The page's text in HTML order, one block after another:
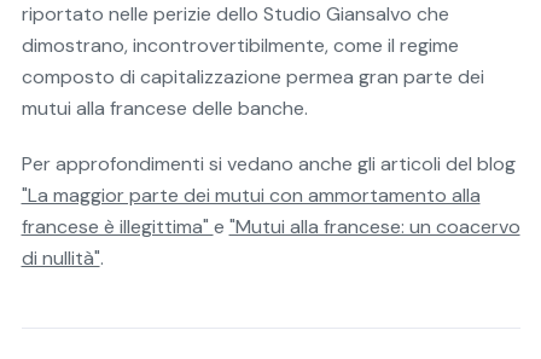
riportato nelle perizie dello Studio Giansalvo che
dimostrano, incontrovertibilmente, come il regime
composto di capitalizzazione permea gran parte dei
mutui alla francese delle banche.
Per approfondimenti si vedano anche gli articoli del blog
"La maggior parte dei mutui con ammortamento alla
francese è illegittima" e "Mutui alla francese: un coacervo
di nullità".